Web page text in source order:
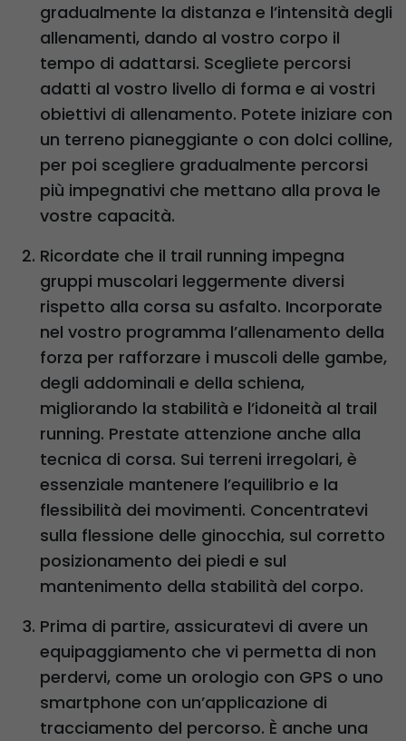
gradualmente la distanza e l’intensità degli
allenamenti, dando al vostro corpo il
tempo di adattarsi. Scegliete percorsi
adatti al vostro livello di forma e ai vostri
obiettivi di allenamento. Potete iniziare con
un terreno pianeggiante o con dolci colline,
per poi scegliere gradualmente percorsi
più impegnativi che mettano alla prova le
vostre capacità.
Ricordate che il trail running impegna
gruppi muscolari leggermente diversi
rispetto alla corsa su asfalto. Incorporate
nel vostro programma l’allenamento della
forza per rafforzare i muscoli delle gambe,
degli addominali e della schiena,
migliorando la stabilità e l’idoneità al trail
running. Prestate attenzione anche alla
tecnica di corsa. Sui terreni irregolari, è
essenziale mantenere l’equilibrio e la
flessibilità dei movimenti. Concentratevi
sulla flessione delle ginocchia, sul corretto
posizionamento dei piedi e sul
mantenimento della stabilità del corpo.
Prima di partire, assicuratevi di avere un
equipaggiamento che vi permetta di non
perdervi, come un orologio con GPS o uno
smartphone con un’applicazione di
tracciamento del percorso. È anche una